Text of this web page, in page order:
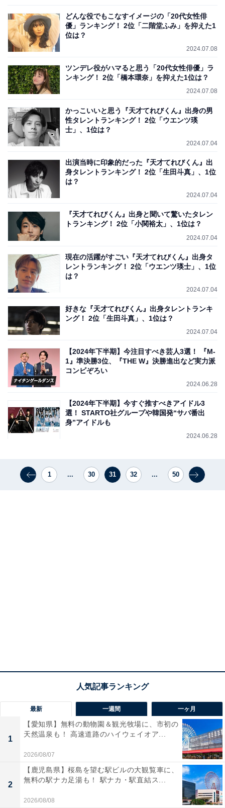
どんな役でもこなすイメージの「20代女性俳
優」ランキング！ 2位「二階堂ふみ」を抑えた1
位は？
2024.07.08
ツンデレ役がハマると思う「20代女性俳優」ラ
ンキング！ 2位「橋本環奈」を抑えた1位は？
2024.07.08
かっこいいと思う『天才てれびくん』出身の男
性タレントランキング！ 2位「ウエンツ瑛
士」、1位は？
2024.07.04
出演当時に印象的だった『天才てれびくん』出
身タレントランキング！ 2位「生田斗真」、1位
は？
2024.07.04
『天才てれびくん』出身と聞いて驚いたタレン
トランキング！ 2位「小関裕太」、1位は？
2024.07.04
現在の活躍がすごい『天才てれびくん』出身タ
レントランキング！ 2位「ウエンツ瑛士」、1位
は？
2024.07.04
好きな『天才てれびくん』出身タレントランキ
ング！ 2位「生田斗真」、1位は？
2024.07.04
【2024年下半期】今注目すべき芸人3選！ 『M-
1』準決勝3位、『THE W』決勝進出など実力派
コンビぞろい
2024.06.28
【2024年下半期】今すぐ推すべきアイドル3
選！ STARTO社グループや韓国発“サバ番出
身”アイドルも
2024.06.28
1 ... 30 31 32 ... 50
最新 一週間 一ヶ月
1
【愛知県】無料の動物園＆観光牧場に、市初の
天然温泉も！ 高速道路のハイウェイオア...
2026/08/07
2
【鹿児島県】桜島を望む駅ビルの大観覧車に、
無料の駅ナカ足湯も！ 駅ナカ・駅直結ス...
2026/08/08